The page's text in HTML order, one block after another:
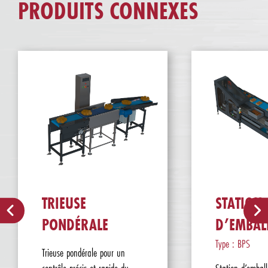
PRODUITS CONNEXES
TRIEUSE
PONDÉRALE
Trieuse pondérale pour un
STATION
Type : BPS